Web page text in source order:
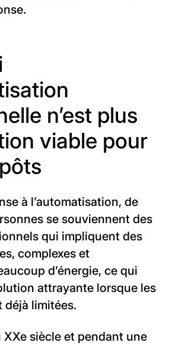
n’est plus
viable pour
à l’automatisation, de
se souviennent des
qui impliquent des
complexes et
d’énergie, ce qui
attrayante lorsque les
déjà limitées.
siècle et pendant une